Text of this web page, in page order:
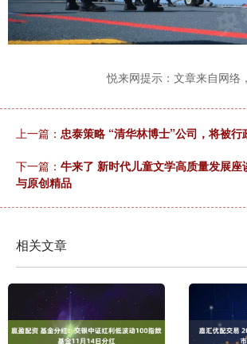
悦来网提示：文章来自网络
上一篇： 忠泰策略 “清华林博士”公司，将被行
下一篇： 牛来了 新时代儿童文学高质量发展座
与原创精品
相关文章